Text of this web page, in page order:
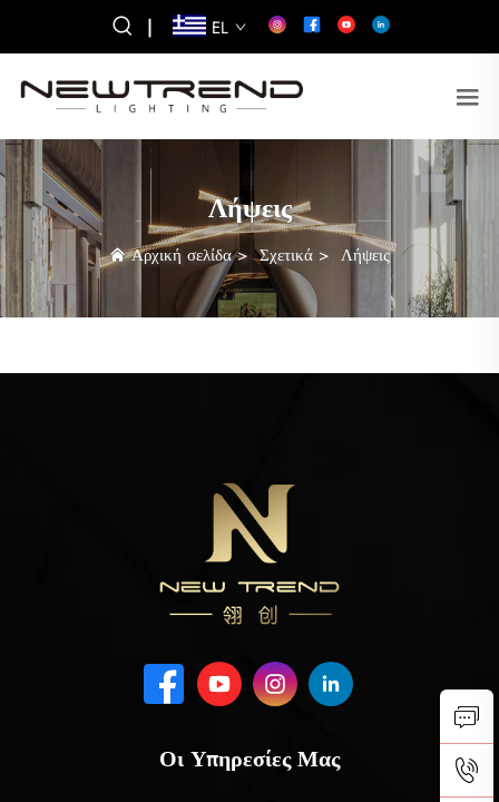
| EL
Λήψεις
Αρχική σελίδα>Σχετικά > Λήψεις
Οι Υπηρεσίες Μας